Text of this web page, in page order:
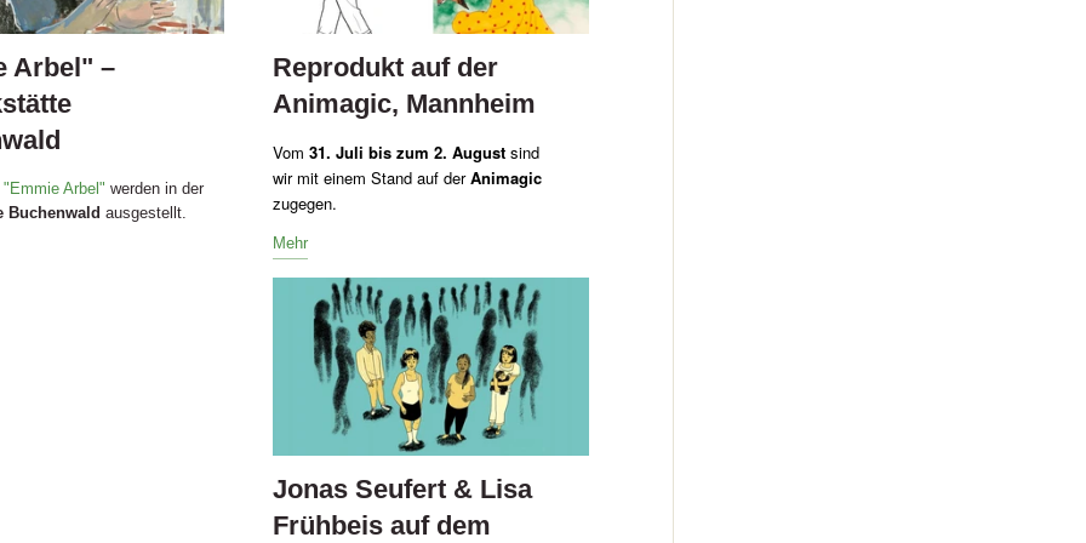
Arbel" –
"Emmie Arbel" werden in der
Buchenwald ausgestellt.
Reprodukt auf der
Animagic, Mannheim
Vom 31. Juli bis zum 2. Augustsind
wir mit einem Stand auf derAnimagic
zugegen.
Mehr
Jonas Seufert & Lisa
Frühbeis auf dem